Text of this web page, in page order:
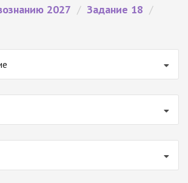
2027 / Задание 18 /